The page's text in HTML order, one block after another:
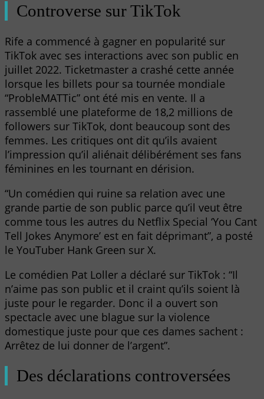
Controverse sur TikTok
Rife a commencé à gagner en popularité sur
TikTok avec ses interactions avec son public en
juillet 2022. Ticketmaster a crashé cette année
lorsque les billets pour sa tournée mondiale
“ProbleMATTic” ont été mis en vente. Il a
rassemblé une plateforme de 18,2 millions de
followers sur TikTok, dont beaucoup sont des
femmes. Les critiques ont dit qu’ils avaient
l’impression qu’il aliénait délibérément ses fans
féminines en les tournant en dérision.
“Un comédien qui ruine sa relation avec une
grande partie de son public parce qu’il veut être
comme tous les autres du Netflix Special ‘You Cant
Tell Jokes Anymore’ est en fait déprimant”, a posté
le YouTuber Hank Green sur X.
Le comédien Pat Loller a déclaré sur TikTok : “Il
n’aime pas son public et il craint qu’ils soient là
juste pour le regarder. Donc il a ouvert son
spectacle avec une blague sur la violence
domestique juste pour que ces dames sachent :
Arrêtez de lui donner de l’argent”.
Des déclarations controversées